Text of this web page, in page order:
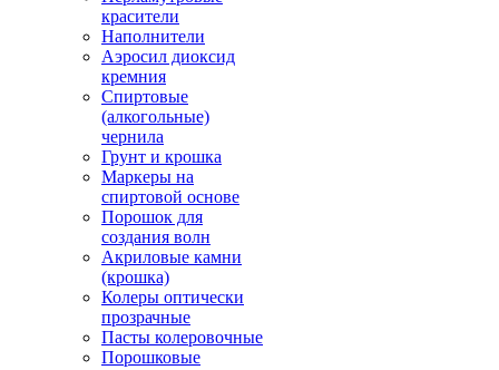
красители
Наполнители
Аэросил диоксид
кремния
Спиртовые
(алкогольные)
чернила
Грунт и крошка
Маркеры на
спиртовой основе
Порошок для
создания волн
Акриловые камни
(крошка)
Колеры оптически
прозрачные
Пасты колеровочные
Порошковые